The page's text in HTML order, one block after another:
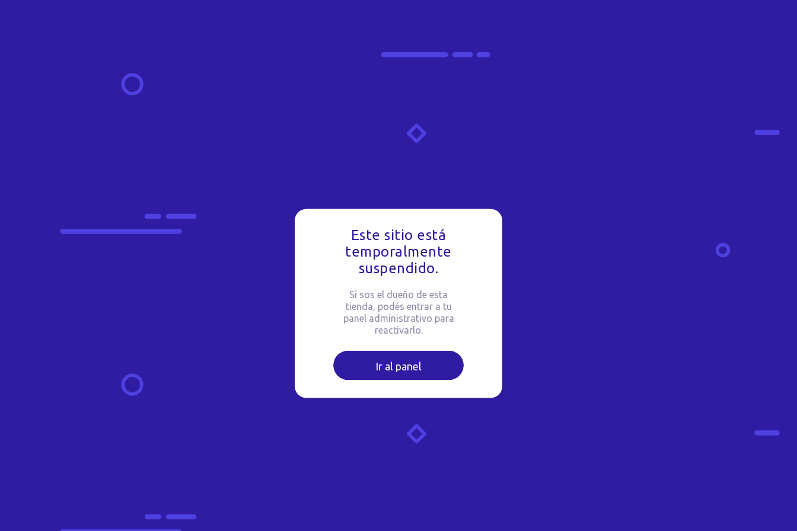
Este sitio está
temporalmente
suspendido.
Si sos el dueño de esta
tienda, podés entrar a tu
panel administrativo para
reactivarlo.
Ir al panel